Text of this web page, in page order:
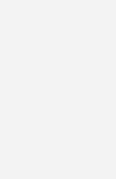
die Differenz